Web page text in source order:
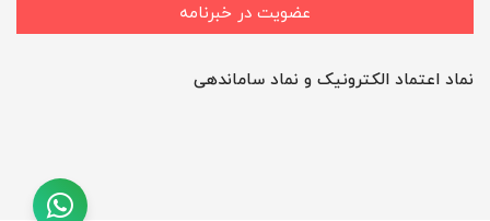
عضویت در خبرنامه
نماد اعتماد الکترونیک و نماد ساماندهی